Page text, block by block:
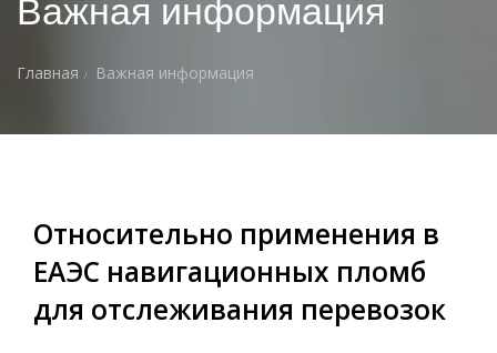
Важная информация
Главная Важная информация
Относительно применения в
ЕАЭС навигационных пломб
для отслеживания перевозок